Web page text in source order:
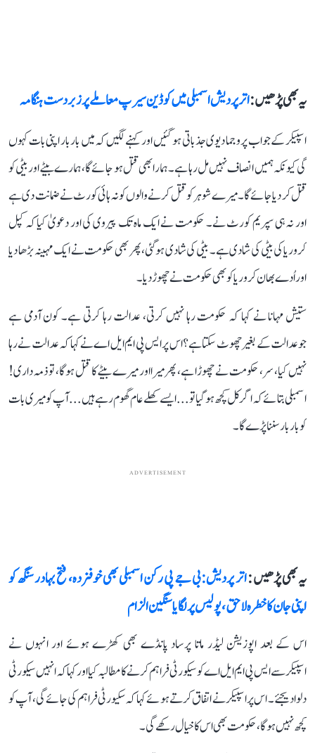
یہ بھی پڑھیں :اتر پردیش اسمبلی میں کوڈین سیرپ معاملے پر زبردست ہنگامہ
اسپیکر کے جواب پر وجما دیوی جذباتی ہو گئیں اور کہنے لگیں کہ میں بار بار اپنی بات کہوں
گی کیونکہ ہمیں انصاف نہیں مل رہا ہے۔ ہمارا بھی قتل ہو جائے گا، ہمارے بیٹے اور بیٹی کو
قتل کر دیا جائے گا۔ میرے شوہر کو قتل کرنے والوں کو نہ ہائی کورٹ نے ضمانت دی ہے
اور نہ ہی سپریم کورٹ نے۔ حکومت نے ایک ماہ تک پیروی کی اور دعویٰ کیا کہ کپل
کروریا کی بیٹی کی شادی ہے۔ بیٹی کی شادی ہوگئی، پھر بھی حکومت نے ایک مہینہ بڑھا دیا
اور اُدے بھان کروریا کو بھی حکومت نے چھوڑ دیا۔
ستیش مہانا نے کہا کہ حکومت رہا نہیں کرتی، عدالت رہا کرتی ہے۔ کون آدمی ہے
جوعدالت کے بغیر چھوٹ سکتا ہے؟ اس پرایس پی ایم ایل اے نے کہا کہ عدالت نے رہا
نہیں کیا، سر، حکومت نے چھوڑا ہے، پھرمیرا اور میرے بیٹے کا قتل ہوگا، تو ذمہ داری!
اسمبلی بتائے کہ اگر کل کچھ ہوگیا تو... ایسے کھلے عام گھوم رہے ہیں... آپ کو میری بات
کو بار بارسننا پڑے گا۔
ADVERTISEMENT
یہ بھی پڑھیں :اتر پردیش: بی جے پی رکن اسمبلی بھی خوفزدہ، فتح بہادر سنگھ کو
اپنی جان کا خطرہ لاحق، پولیس پر لگایا سنگین الزام
اس کے بعد اپوزیشن لیڈر ماتا پرساد پانڈے بھی کھڑے ہوئے اور انہوں نے
اسپیکرسےایس پی ایم ایل اے کو سیکورٹی فراہم کرنے کا مطالبہ کیا اور کہا کہ انہیں سیکورٹی
دلوا دیجئے۔ اس پراسپیکر نے اتفاق کرتے ہوئے کہا کہ سکیورٹی فراہم کی جائے گی، آپ کو
کچھ نہیں ہوگا، حکومت بھی اس کا خیال رکھے گی۔